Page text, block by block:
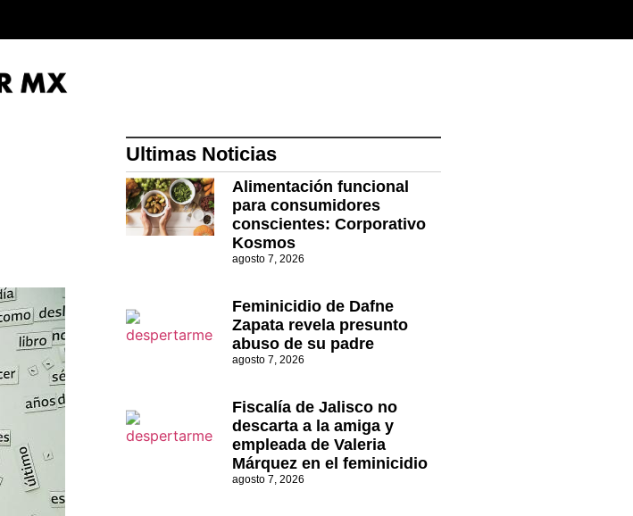
Ultimas Noticias
Alimentación funcional
para consumidores
conscientes: Corporativo
Kosmos
agosto 7, 2026
Feminicidio de Dafne
Zapata revela presunto
abuso de su padre
agosto 7, 2026
Fiscalía de Jalisco no
descarta a la amiga y
empleada de Valeria
Márquez en el feminicidio
agosto 7, 2026